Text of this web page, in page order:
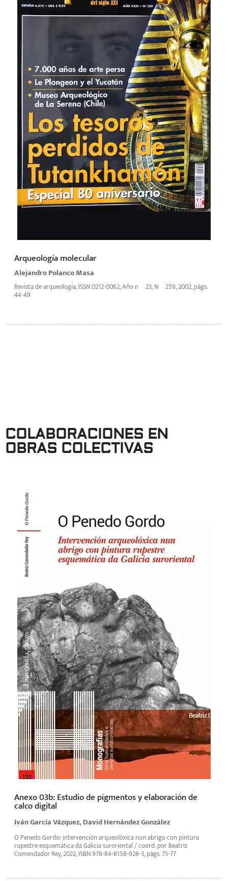
Arqueología molecular
Alejandro Polanco Masa
Revista de arqueología, ISSN 0212-0062, Año nº 23, Nº 259, 2002, págs.
44-49
COLABORACIONES EN
OBRAS COLECTIVAS
Anexo 03b: Estudio de pigmentos y elaboración de
calco digital
Iván García Vázquez, David Hernández González
O Penedo Gordo: intervención arqueolóxica nun abrigo con pintura
rupestre esquemática da Galicia suroriental / coord. por Beatriz
Comendador Rey, 2022, ISBN 978-84-8158-928-3, págs. 75-77